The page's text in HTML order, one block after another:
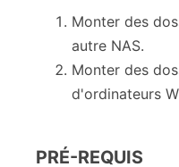
Monter des
autre NAS.
Monter des
d'ordinateurs
PRÉ-REQUIS